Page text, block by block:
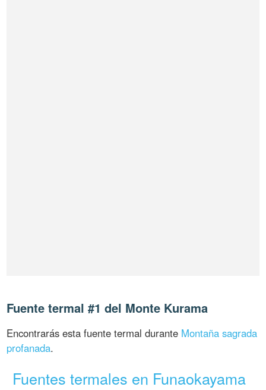
Fuente termal #1 del Monte Kurama
Encontrarás esta fuente termal durante Montaña sagrada
profanada.
Fuentes termales en Funaokayama